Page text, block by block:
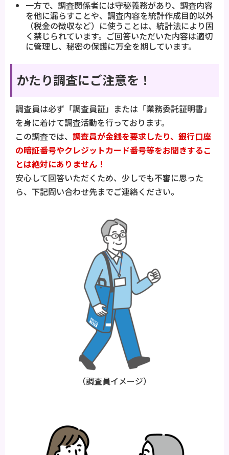
一方で、調査関係者には守秘義務があり、調査内容
を他に漏らすことや、調査内容を統計作成目的以外
（税金の徴収など）に使うことは、統計法により固
く禁じられています。ご回答いただいた内容は適切
に管理し、秘密の保護に万全を期しています。
かたり調査にご注意を！
調査員は必ず「調査員証」または「業務委託証明書」
を身に着けて調査活動を行っております。
この調査では、 調査員が金銭を要求したり、銀行口座
の暗証番号やクレジットカード番号等をお聞きするこ
とは絶対にありません！
安心して回答いただくため、少しでも不審に思った
ら、下記問い合わせ先までご連絡ください。
（調査員イメージ）